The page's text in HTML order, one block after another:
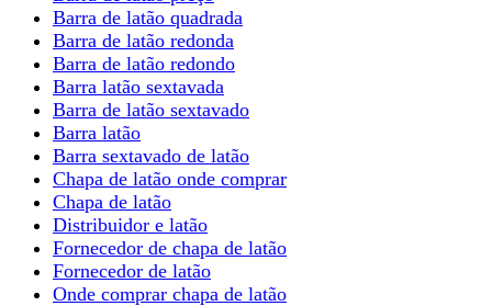
Barra de latão quadrada
Barra de latão redonda
Barra de latão redondo
Barra latão sextavada
Barra de latão sextavado
Barra latão
Barra sextavado de latão
Chapa de latão onde comprar
Chapa de latão
Distribuidor e latão
Fornecedor de chapa de latão
Fornecedor de latão
Onde comprar chapa de latão